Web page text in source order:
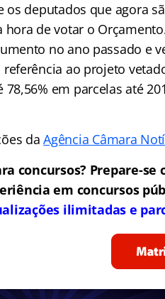
os deputados que agora
hora de votar o
no ano passado e
referência ao projeto
78,56% em parcelas até
daAgência Câmara
concursos? Prepare-
em concursos
ilimitadas e